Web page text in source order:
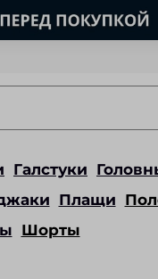
Галстуки
Плащи
Шорты